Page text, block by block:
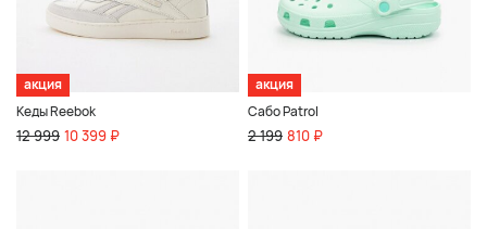
акция
Кеды Reebok
12 999 10 399 ₽
акция
Сабо Patrol
2 199 810 ₽